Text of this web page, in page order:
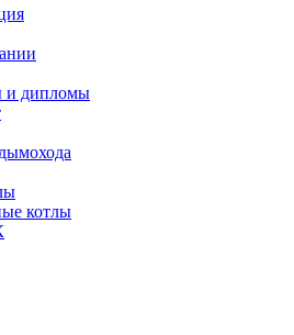
и дипломы
котлы